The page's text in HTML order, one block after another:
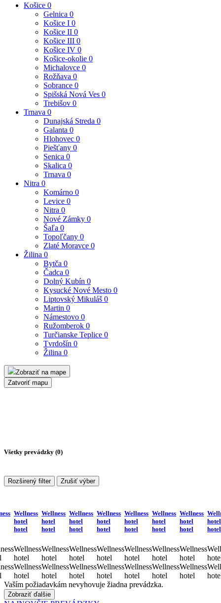
Košice 0
Gelnica 0
Košice I 0
Košice II 0
Košice III 0
Košice IV 0
Košice-okolie 0
Michalovce 0
Rožňava 0
Sobrance 0
Spišská Nová Ves 0
Trebišov 0
Trnava 0
Dunajská Streda 0
Galanta 0
Hlohovec 0
Piešťany 0
Senica 0
Skalica 0
Trnava 0
Nitra 0
Komárno 0
Levice 0
Nitra 0
Nové Zámky 0
Šaľa 0
Topoľčany 0
Zlaté Moravce 0
Žilina 0
Bytča 0
Čadca 0
Dolný Kubín 0
Kysucké Nové Mesto 0
Liptovský Mikuláš 0
Martin 0
Námestovo 0
Ružomberok 0
Turčianske Teplice 0
Tvrdošín 0
Žilina 0
Zobraziť na mape
Zatvoriť mapu
Všetky prevádzky (0)
Rozširený filter Zrušiť výber
Wellness
hotel
hotel
Wellness
hotel
Wellness
hotel
Wellness
hotel
hotel
Wellness
hotel
Wellness
hotel
Wellness
hotel
hotel
Wellness
hotel
Wellness
hotel
Wellness
hotel
hotel
Wellness
hotel
Wellness
hotel
Wellness
hotel
hotel
Wellness
hotel
Wellness
hotel
Wellness
hotel
hotel
Wellness
hotel
Wellness
hotel
Wellness
hotel
hotel
Wellness
hotel
Wellness
hotel
hotel
hotel
Vaším požiadavkám nevyhovuje žiadna prevádzka.
Zobraziť ďalšie